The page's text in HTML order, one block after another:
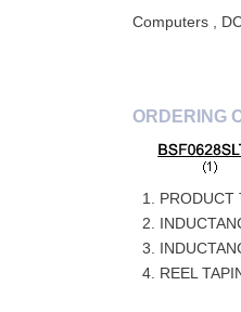
Computers ,
ORDERING
PRODUCT
REEL